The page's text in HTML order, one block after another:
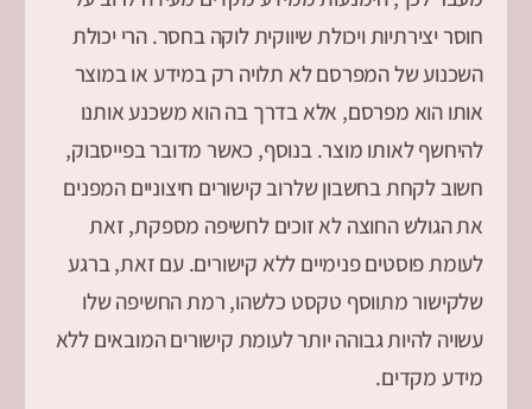
חוסר יצירתיות ויכולת שיווקית לוקה בחסר. הרי יכולת
השכנוע של המפרסם לא תלויה רק במידע או במוצר
אותו הוא מפרסם, אלא בדרך בה הוא משכנע אותנו
להיחשף לאותו מוצר. בנוסף, כאשר מדובר בפייסבוק,
חשוב לקחת בחשבון שלרוב קישורים חיצוניים המפנים
את הגולש החוצה לא זוכים לחשיפה מספקת, זאת
לעומת פוסטים פנימיים ללא קישורים. עם זאת, ברגע
שלקישור מתווסף טקסט כלשהו, רמת החשיפה שלו
עשויה להיות גבוהה יותר לעומת קישורים המובאים ללא
מידע מקדים.